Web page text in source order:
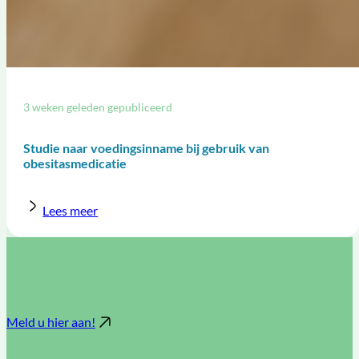
Studie naar voedingsinname bij gebruik van
obesitasmedicatie
3 weken geleden gepubliceerd
Lees meer
Meld u hier aan!